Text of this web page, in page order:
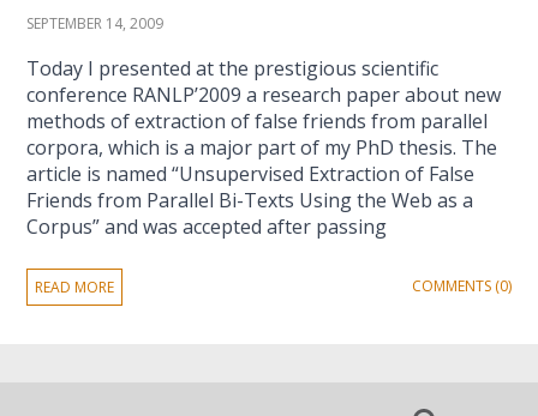
SEPTEMBER 14, 2009
Today I presented at the prestigious scientific
conference RANLP’2009 a research paper about new
methods of extraction of false friends from parallel
corpora, which is a major part of my PhD thesis. The
article is named “Unsupervised Extraction of False
Friends from Parallel Bi-Texts Using the Web as a
Corpus” and was accepted after passing
READ MORE COMMENTS (0)